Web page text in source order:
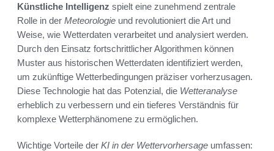
Künstliche Intelligenz spielt eine zunehmend zentrale
Rolle in der Meteorologie und revolutioniert die Art und
Weise, wie Wetterdaten verarbeitet und analysiert werden.
Durch den Einsatz fortschrittlicher Algorithmen können
Muster aus historischen Wetterdaten identifiziert werden,
um zukünftige Wetterbedingungen präziser vorherzusagen.
Diese Technologie hat das Potenzial, die Wetteranalyse
erheblich zu verbessern und ein tieferes Verständnis für
komplexe Wetterphänomene zu ermöglichen.
Wichtige Vorteile der KI in der Wettervorhersage umfassen: